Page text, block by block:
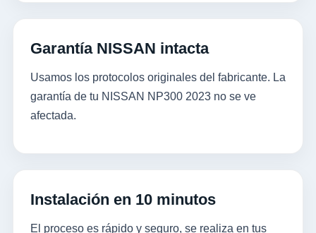
Garantía NISSAN intacta
Usamos los protocolos originales del fabricante. La
garantía de tu NISSAN NP300 2023 no se ve
afectada.
Instalación en 10 minutos
El proceso es rápido y seguro, se realiza en tus